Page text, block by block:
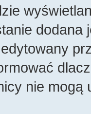
dodana
nie